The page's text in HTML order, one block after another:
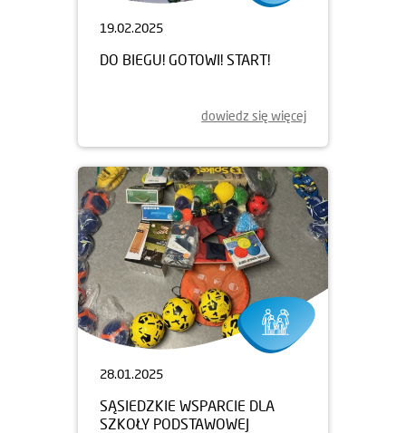
19.02.2025
DO BIEGU! GOTOWI! START!
dowiedz się więcej
28.01.2025
SĄSIEDZKIE WSPARCIE DLA
SZKOŁY PODSTAWOWEJ